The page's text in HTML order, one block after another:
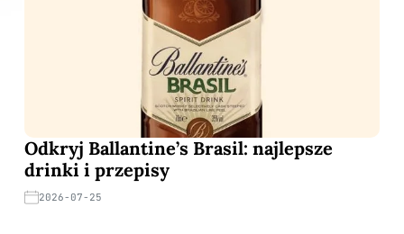
Odkryj Ballantine’s Brasil: najlepsze
drinki i przepisy
2026-07-25